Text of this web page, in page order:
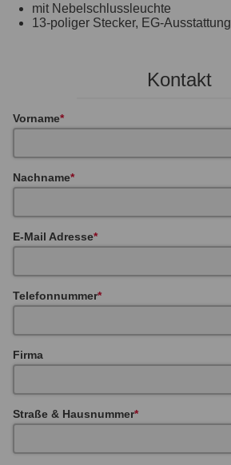
mit Nebelschlussleuchte
13-poliger Stecker, EG-Ausstattung
Kontakt
Vorname
Nachname
E-Mail Adresse
Telefonnummer
Firma
Straße & Hausnummer